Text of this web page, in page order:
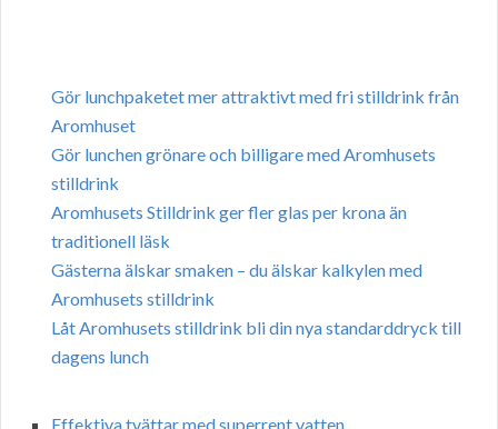
Gör lunchpaketet mer attraktivt med fri stilldrink från
Aromhuset
Gör lunchen grönare och billigare med Aromhusets
stilldrink
Aromhusets Stilldrink ger fler glas per krona än
traditionell läsk
Gästerna älskar smaken – du älskar kalkylen med
Aromhusets stilldrink
Låt Aromhusets stilldrink bli din nya standarddryck till
dagens lunch
Effektiva tvättar med superrent vatten